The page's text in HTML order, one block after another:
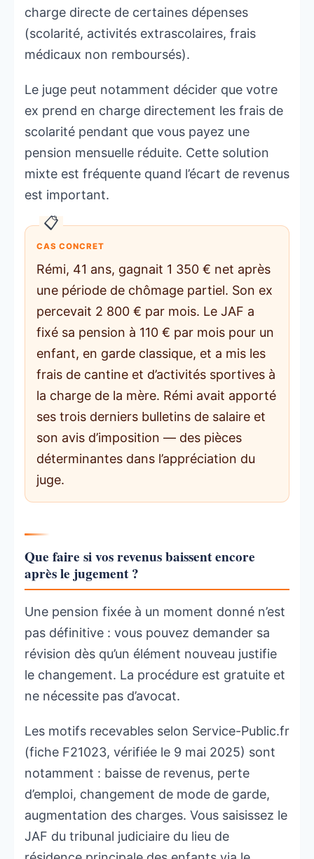
charge directe de certaines dépenses
(scolarité, activités extrascolaires, frais
médicaux non remboursés).
Le juge peut notamment décider que votre
ex prend en charge directement les frais de
scolarité pendant que vous payez une
pension mensuelle réduite. Cette solution
mixte est fréquente quand l’écart de revenus
est important.
CAS CONCRET
Rémi, 41 ans, gagnait 1 350 € net après
une période de chômage partiel. Son ex
percevait 2 800 € par mois. Le JAF a
fixé sa pension à 110 € par mois pour un
enfant, en garde classique, et a mis les
frais de cantine et d’activités sportives à
la charge de la mère. Rémi avait apporté
ses trois derniers bulletins de salaire et
son avis d’imposition — des pièces
déterminantes dans l’appréciation du
juge.
Que faire si vos revenus baissent encore
après le jugement ?
Une pension fixée à un moment donné n’est
pas définitive : vous pouvez demander sa
révision dès qu’un élément nouveau justifie
le changement. La procédure est gratuite et
ne nécessite pas d’avocat.
Les motifs recevables selon Service-Public.fr
(fiche F21023, vérifiée le 9 mai 2025) sont
notamment : baisse de revenus, perte
d’emploi, changement de mode de garde,
augmentation des charges. Vous saisissez le
JAF du tribunal judiciaire du lieu de